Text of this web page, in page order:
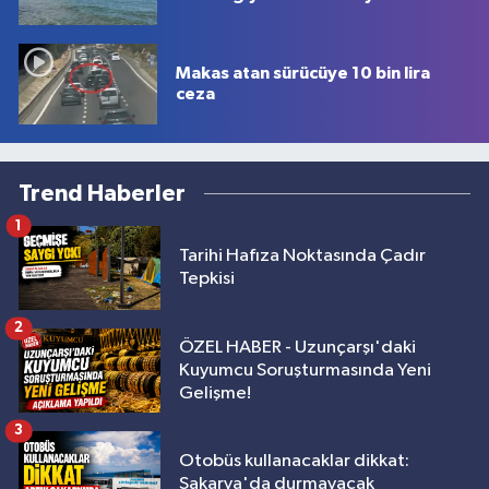
Makas atan sürücüye 10 bin lira
ceza
Trend Haberler
Tarihi Hafıza Noktasında Çadır
Tepkisi
1
ÖZEL HABER - Uzunçarşı'daki
Kuyumcu Soruşturmasında Yeni
Gelişme!
2
Otobüs kullanacaklar dikkat:
Sakarya'da durmayacak
3